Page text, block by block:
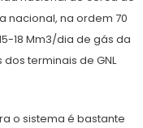
nacional, na ordem 70
18 Mm3/dia de gás da
terminais de GNL
o sistema é bastante